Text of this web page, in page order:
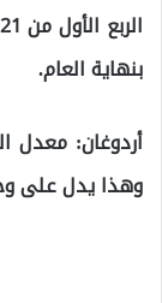
بنهاية العام.
وهذا يدل على